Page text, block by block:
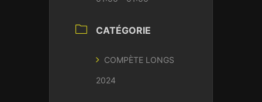
CATÉGORIE
COMPÈTE LONGS
2024